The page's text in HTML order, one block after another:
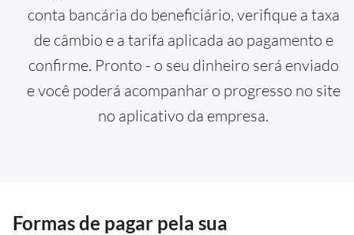
conta bancária do beneficiário, verifique a taxa
de câmbio e a tarifa aplicada ao pagamento e
confirme. Pronto - o seu dinheiro será enviado
e você poderá acompanhar o progresso no site
no aplicativo da empresa.
Formas de pagar pela sua